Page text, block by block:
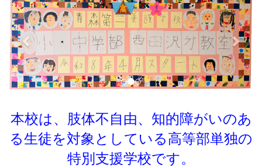
r
e
v
i
o
u
e
x
t
本校は、肢体不自由、知的障がいのあ
る生徒を対象としている高等部単独の
特別支援学校です。